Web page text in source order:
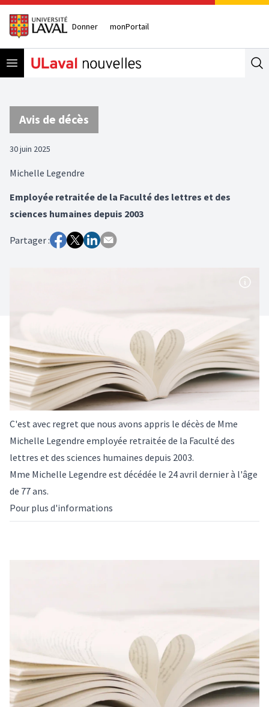
Donner monPortail
Open menu
Avis de décès
30 juin 2025
Michelle Legendre
Employée retraitée de la Faculté des lettres et des
sciences humaines depuis 2003
Partager :
C'est avec regret que nous avons appris le décès de Mme
Michelle Legendre employée retraitée de la Faculté des
lettres et des sciences humaines depuis 2003.
Mme Michelle Legendre est décédée le 24 avril dernier à l'âge
de 77 ans.
Pour plus d'informations